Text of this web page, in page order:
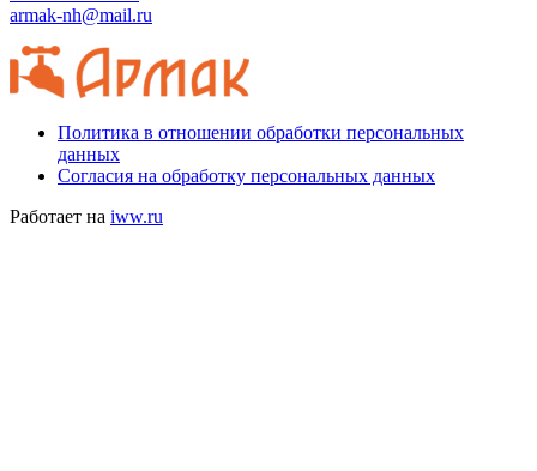
armak-nh@mail.ru
Политика в отношении обработки персональных
данных
Согласия на обработку персональных данных
Работает на iww.ru